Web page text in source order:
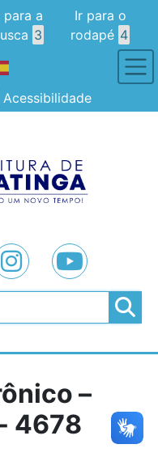
para a
3
Ir para o
rodapé 4
Acessibilidade
–
4678